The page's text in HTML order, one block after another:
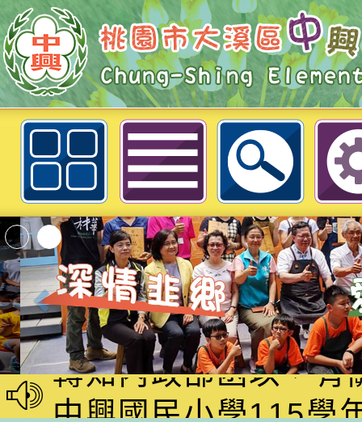
桃園市大溪區中興國民小學附設幼
第一學期定期契約進用代理教保員
大溪區中興國民小學
桃園市政府家庭教育
家8月課程資訊」、
電影營」、「祖孫樂
轉知內政部函以，有
員會函釋公務員留職
中興國民小學115學